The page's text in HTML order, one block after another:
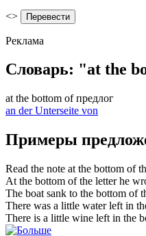
<>
Реклама
Словарь: "at the
at the bottom of предлог
an der Unterseite von
Примеры
Read the note at the bottom of
At the bottom ofthe letter he
The boat sank to the bottom of
There was a little water left in
There is a little wine left in the